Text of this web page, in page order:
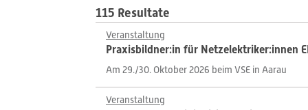
115 Resultate
Veranstaltung
Praxisbildner:in für Netzelektriker:innen
Am 29./30. Oktober 2026 beim VSE in Aarau
Veranstaltung